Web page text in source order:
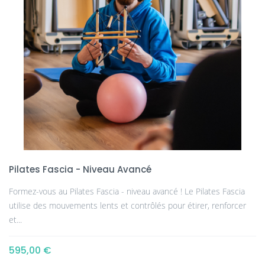
Pilates Fascia - Niveau Avancé
Formez-vous au Pilates Fascia - niveau avancé ! Le Pilates Fascia
utilise des mouvements lents et contrôlés pour étirer, renforcer
et...
595,00 €